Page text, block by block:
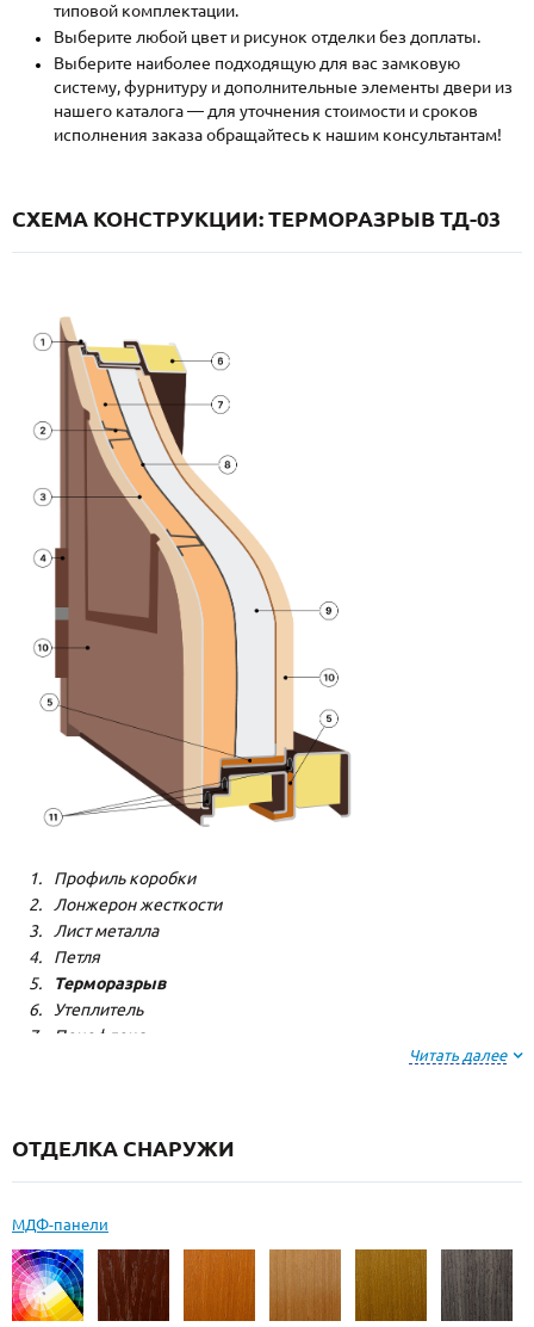
Каталог Как купить
Записаться на замер
типовой комплектации.
Выберите любой цвет и рисунок отделки без доплаты.
Выберите наиболее подходящую для вас замковую
систему, фурнитуру и дополнительные элементы двери из
нашего каталога — для уточнения стоимости и сроков
исполнения заказа обращайтесь к нашим консультантам!
СХЕМА КОНСТРУКЦИИ: ТЕРМОРАЗРЫВ ТД-03
Профиль коробки
Лонжерон жесткости
Лист металла
Петля
Терморазрыв
Утеплитель
Пенофлекс
Резиновый уплотнитель
Читать далее
ОТДЕЛКА СНАРУЖИ
МДФ-панели